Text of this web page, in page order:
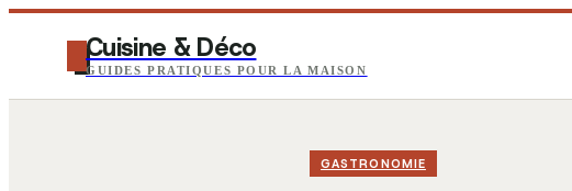
Cuisine & Déco
GUIDES PRATIQUES POUR LA MAISON
GASTRONOMIE